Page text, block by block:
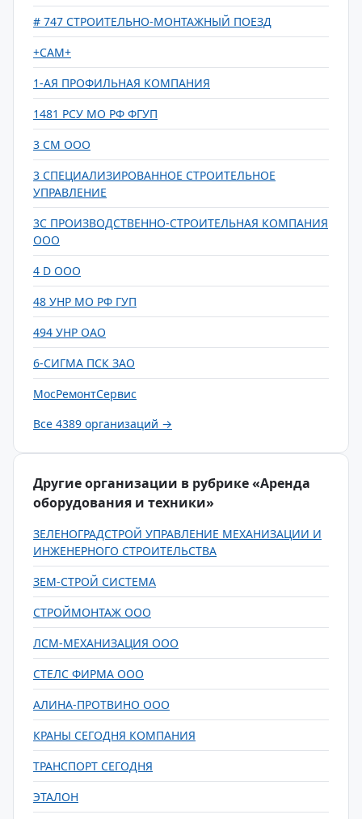
# 747 СТРОИТЕЛЬНО-МОНТАЖНЫЙ ПОЕЗД
+САМ+
1-АЯ ПРОФИЛЬНАЯ КОМПАНИЯ
1481 РСУ МО РФ ФГУП
3 СМ ООО
3 СПЕЦИАЛИЗИРОВАННОЕ СТРОИТЕЛЬНОЕ
УПРАВЛЕНИЕ
3С ПРОИЗВОДСТВЕННО-СТРОИТЕЛЬНАЯ КОМПАНИЯ
ООО
4 D ООО
48 УНР МО РФ ГУП
494 УНР ОАО
6-СИГМА ПСК ЗАО
МосРемонтСервис
Все 4389 организаций →
Другие организации в рубрике «Аренда
оборудования и техники»
ЗЕЛЕНОГРАДСТРОЙ УПРАВЛЕНИЕ МЕХАНИЗАЦИИ И
ИНЖЕНЕРНОГО СТРОИТЕЛЬСТВА
ЗЕМ-СТРОЙ СИСТЕМА
СТРОЙМОНТАЖ ООО
ЛСМ-МЕХАНИЗАЦИЯ ООО
СТЕЛС ФИРМА ООО
АЛИНА-ПРОТВИНО ООО
КРАНЫ СЕГОДНЯ КОМПАНИЯ
ТРАНСПОРТ СЕГОДНЯ
ЭТАЛОН